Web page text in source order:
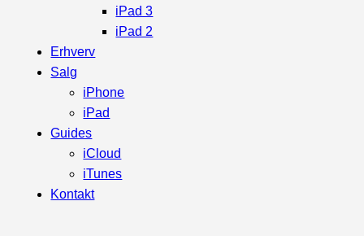
iPad 3
iPad 2
Erhverv
Salg
iPhone
iPad
Guides
iCloud
iTunes
Kontakt